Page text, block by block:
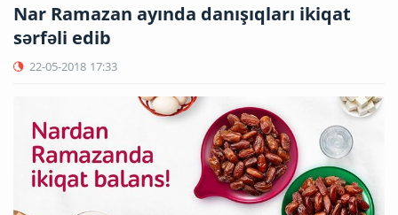
Nar Ramazan ayında danışıqları ikiqat
sərfəli edib
22-05-2018 17:33